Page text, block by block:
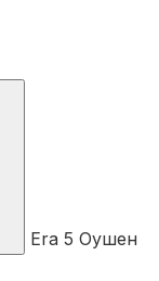
Era 5 Оушен